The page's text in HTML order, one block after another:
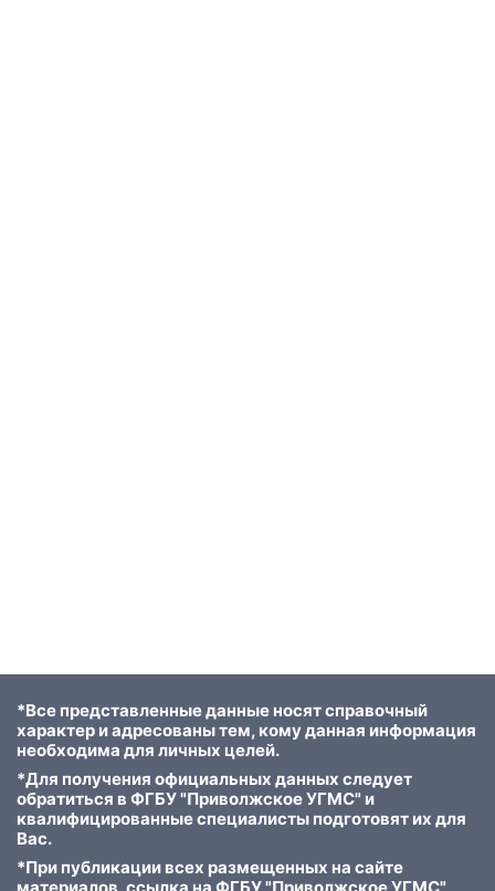
*Все представленные данные носят справочный
характер и адресованы тем, кому данная информация
необходима для личных целей.
*Для получения официальных данных следует
обратиться в ФГБУ "Приволжское УГМС" и
квалифицированные специалисты подготовят их для
Вас.
*При публикации всех размещенных на сайте